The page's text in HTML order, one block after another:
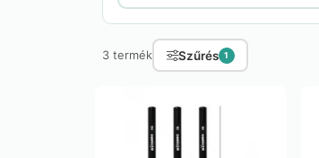
3 termék Szűrés 1